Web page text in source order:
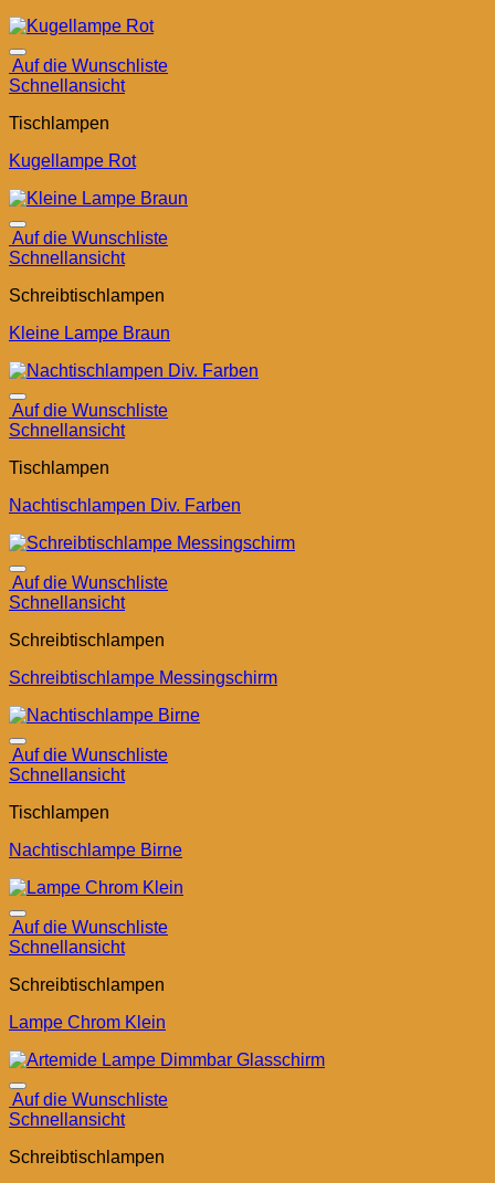
Auf die Wunschliste
Schnellansicht
Tischlampen
Kugellampe Rot
Auf die Wunschliste
Schnellansicht
Schreibtischlampen
Kleine Lampe Braun
Auf die Wunschliste
Schnellansicht
Tischlampen
Nachtischlampen Div. Farben
Auf die Wunschliste
Schnellansicht
Schreibtischlampen
Schreibtischlampe Messingschirm
Auf die Wunschliste
Schnellansicht
Tischlampen
Nachtischlampe Birne
Auf die Wunschliste
Schnellansicht
Schreibtischlampen
Lampe Chrom Klein
Auf die Wunschliste
Schnellansicht
Schreibtischlampen